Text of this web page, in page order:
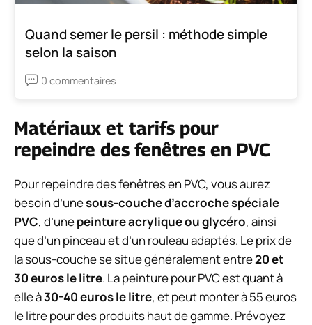
Quand semer le persil : méthode simple
selon la saison
0 commentaires
Matériaux et tarifs pour
repeindre des fenêtres en PVC
Pour repeindre des fenêtres en PVC, vous aurez
besoin d’unesous-couche d’accroche spéciale
PVC, d’unepeinture acrylique ou glycéro, ainsi
que d’un pinceau et d’un rouleau adaptés. Le prix de
la sous-couche se situe généralement entre20 et
30 euros le litre. La peinture pour PVC est quant à
elle à30-40 euros le litre, et peut monter à 55 euros
le litre pour des produits haut de gamme. Prévoyez